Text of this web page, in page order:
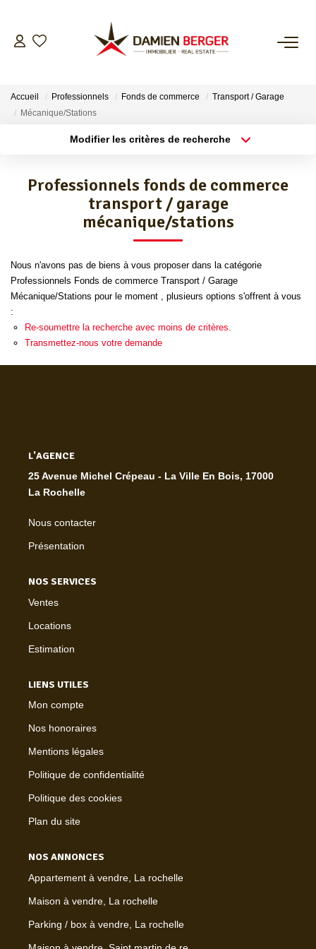
CONTACT
Accueil Professionnels Fonds de commerce
Transport / Garage
Mécanique/Stations
Modifier les critères de recherche
Budget max
Plus de critères Créer une alerte
Professionnels fonds de commerce
transport / garage
mécanique/stations
Nous n'avons pas de biens à vous proposer dans la catégorie
Professionnels Fonds de commerce Transport / Garage
Mécanique/Stations pour le moment , plusieurs options s'offrent à vous
:
Re-soumettre la recherche avec moins de critères.
Transmettez-nous votre demande
L'AGENCE
25 Avenue Michel Crépeau - La Ville En Bois, 17000
La Rochelle
Nous contacter
Présentation
NOS SERVICES
Ventes
Locations
Estimation
LIENS UTILES
Mon compte
Nos honoraires
Mentions légales
Politique de confidentialité
Politique des cookies
Plan du site
NOS ANNONCES
Appartement à vendre, La rochelle
Maison à vendre, La rochelle
Parking / box à vendre, La rochelle